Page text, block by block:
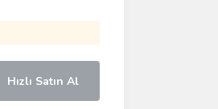
Hızlı Satın Al